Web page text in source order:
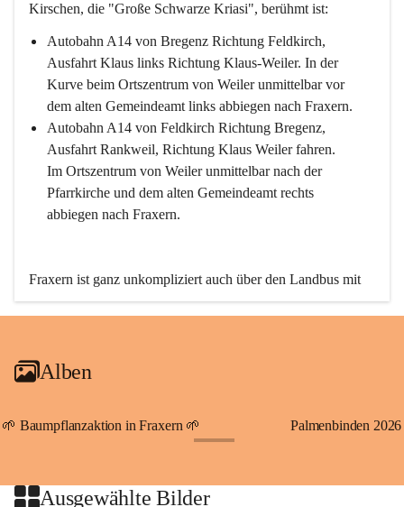
Kirschen, die "Große Schwarze Kriasi", berühmt ist:
Autobahn A14 von Bregenz Richtung Feldkirch,
Ausfahrt Klaus links Richtung Klaus-Weiler. In der
Kurve beim Ortszentrum von Weiler unmittelbar vor
dem alten Gemeindeamt links abbiegen nach Fraxern.
Autobahn A14 von Feldkirch Richtung Bregenz,
Ausfahrt Rankweil, Richtung Klaus Weiler fahren.
Im Ortszentrum von Weiler unmittelbar nach der
Pfarrkirche und dem alten Gemeindeamt rechts
abbiegen nach Fraxern.
Fraxern ist ganz unkompliziert auch über den Landbus mit
den öffentlichen Verkehrsmitteln zu erreichen. Die Linie
An Samstagen, Sonn- und Feiertagen können Sie bequem
persönlichen Linienbus zur gewünschten Zeit zu Ihrer
Haltestelle bestellen. Sowohl von Weiler kommend nach
beide Fahrten Weiler-Fraxern-Weiler.
Alben
🌱 Baumpflanzaktion in Fraxern 🌱 Palmenbinden 2026
Ausgewählte Bilder